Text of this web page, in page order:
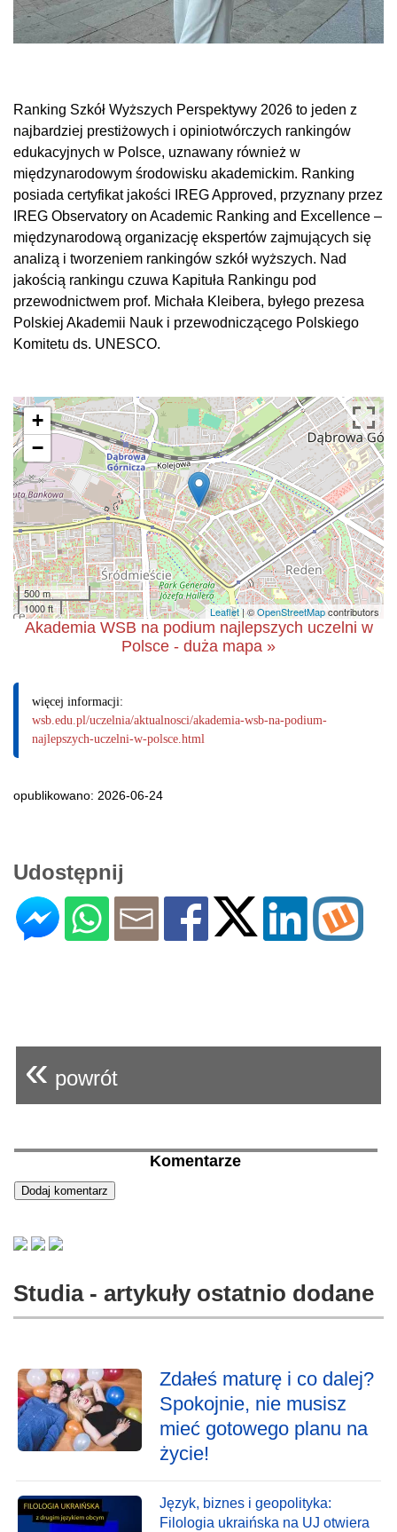
Ranking Szkół Wyższych Perspektywy 2026 to jeden z
najbardziej prestiżowych i opiniotwórczych rankingów
edukacyjnych w Polsce, uznawany również w
międzynarodowym środowisku akademickim. Ranking
posiada certyfikat jakości IREG Approved, przyznany przez
IREG Observatory on Academic Ranking and Excellence –
międzynarodową organizację ekspertów zajmujących się
analizą i tworzeniem rankingów szkół wyższych. Nad
jakością rankingu czuwa Kapituła Rankingu pod
przewodnictwem prof. Michała Kleibera, byłego prezesa
Polskiej Akademii Nauk i przewodniczącego Polskiego
Komitetu ds. UNESCO.
+
−
500 m
1000 ft
Leaflet| ©OpenStreetMapcontributors
Akademia WSB na podium najlepszych uczelni w
Polsce - duża mapa »
więcej informacji:
wsb.edu.pl/uczelnia/aktualnosci/akademia-wsb-na-podium-
najlepszych-uczelni-w-polsce.html
opublikowano: 2026-06-24
Udostępnij
« powrót
Komentarze
Studia - artykuły ostatnio dodane
Zdałeś maturę i co dalej?
Spokojnie, nie musisz
mieć gotowego planu na
życie!
Język, biznes i geopolityka:
Filologia ukraińska na UJ otwiera